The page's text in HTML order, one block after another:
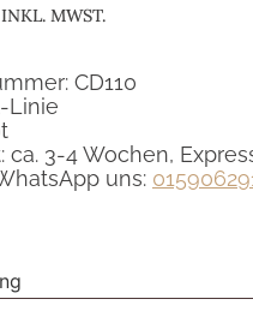
INKL. MWST.
CD110
Linie
ca. 3-4 Wochen,
uns: